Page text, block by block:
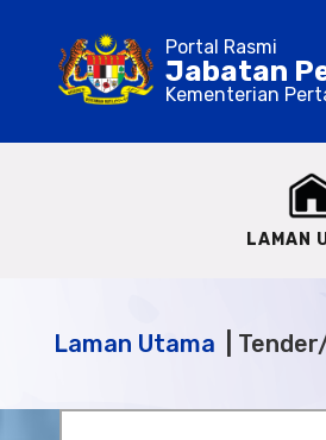
Portal Rasmi
Jabatan
Kementerian
LAMAN
Laman Utama